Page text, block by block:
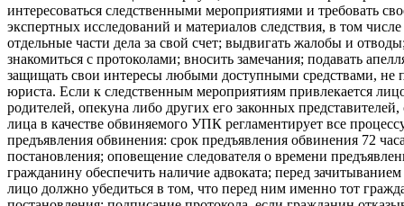
интересоваться следственными мероприятиями и требовать
экспертных исследований и материалов следствия, в том
отдельные части дела за свой счет; выдвигать жалобы и
знакомиться с протоколами; вносить замечания; подавать
защищать свои интересы любыми доступными средствами, не
юриста. Если к следственным мероприятиям привлекается
родителей, опекуна либо других его законных
лица в качестве обвиняемого УПК регламентирует все
предъявления обвинения: срок предъявления обвинения 72
постановления; оповещение следователя о времени
гражданину обеспечить наличие адвоката; перед
лицо должно убедиться в том, что перед ним именно тот